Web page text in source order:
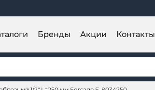
Бренды Акции Контакты